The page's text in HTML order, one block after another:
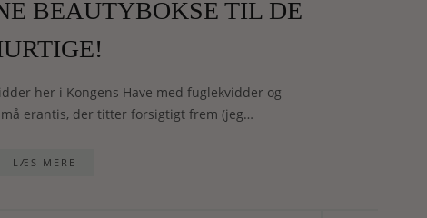
BEAUTYBOKSE TIL DE
her i Kongens Have med fuglekvidder og
erantis, der titter forsigtigt frem (jeg…
LÆS MERE